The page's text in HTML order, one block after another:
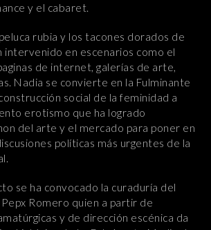
y el cabaret.
rubia y los tacones dorados de
intervenido en escenarios como el
de internet, galerías de arte,
Nadia se convierte en la Fulminante
social de la feminidad a
erotismo que ha logrado
del arte y el mercado para poner en
políticas más urgentes de la
se ha convocado la curaduría del
Romero quien a partir de
y de dirección escénica da